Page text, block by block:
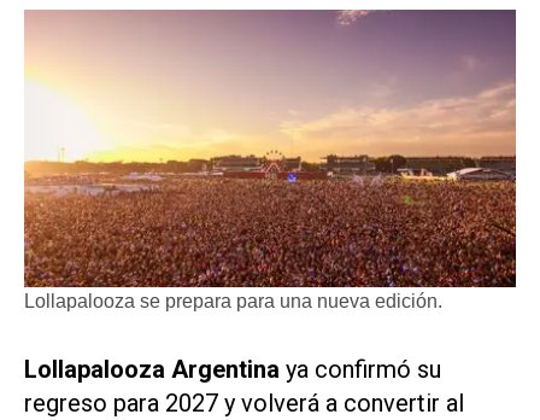
Lollapalooza se prepara para una nueva edición.
Lollapalooza Argentina ya confirmó su
regreso para 2027 y volverá a convertir al